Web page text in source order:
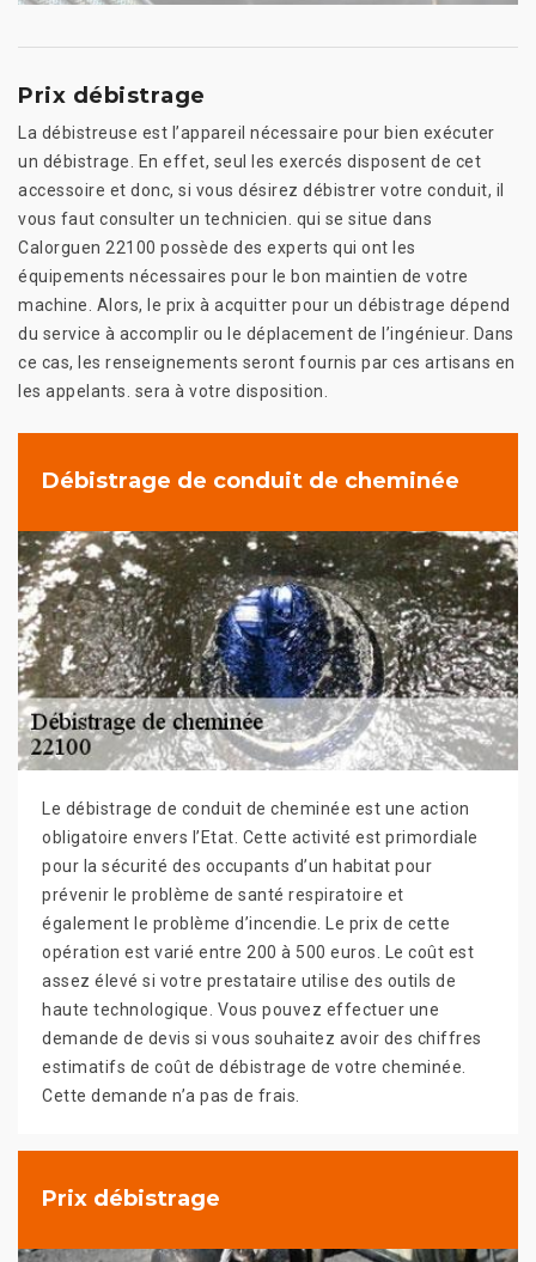
Prix débistrage
La débistreuse est l’appareil nécessaire pour bien exécuter
un débistrage. En effet, seul les exercés disposent de cet
accessoire et donc, si vous désirez débistrer votre conduit, il
vous faut consulter un technicien. qui se situe dans
Calorguen 22100 possède des experts qui ont les
équipements nécessaires pour le bon maintien de votre
machine. Alors, le prix à acquitter pour un débistrage dépend
du service à accomplir ou le déplacement de l’ingénieur. Dans
ce cas, les renseignements seront fournis par ces artisans en
les appelants. sera à votre disposition.
Débistrage de conduit de cheminée
Le débistrage de conduit de cheminée est une action
obligatoire envers l’Etat. Cette activité est primordiale
pour la sécurité des occupants d’un habitat pour
prévenir le problème de santé respiratoire et
également le problème d’incendie. Le prix de cette
opération est varié entre 200 à 500 euros. Le coût est
assez élevé si votre prestataire utilise des outils de
haute technologique. Vous pouvez effectuer une
demande de devis si vous souhaitez avoir des chiffres
estimatifs de coût de débistrage de votre cheminée.
Cette demande n’a pas de frais.
Prix débistrage